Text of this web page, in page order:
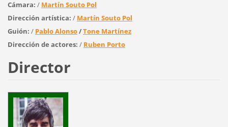
Cámara: / Martín Souto Pol
Dirección artística: / Martín Souto Pol
Guión: / Pablo Alonso/Tone Martínez
Dirección de actores: / Ruben Porto
Director